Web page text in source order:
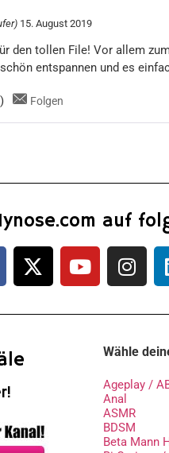
5
15. August 2019
den tollen File! Vor allem
entspannen und es
) Folgen
auf
Wähle
Ageplay /
Anal
ASMR
BDSM
Beta Mann